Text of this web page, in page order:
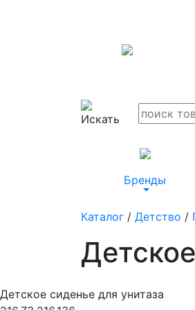
Бренды
Каталог / Детство /
Детское сиденье для унитаза